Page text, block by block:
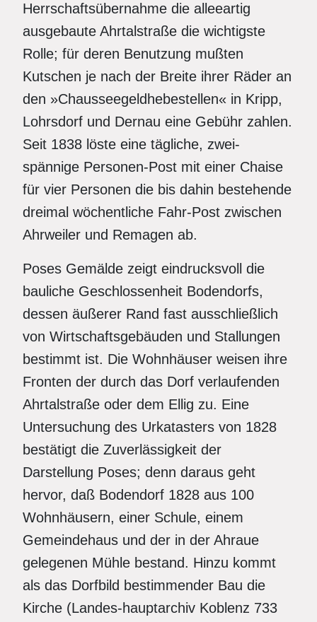
Herrschaftsübernahme die alleeartig
ausgebaute Ahrtalstraße die wichtigste
Rolle; für deren Benutzung mußten
Kutschen je nach der Breite ihrer Räder an
den »Chausseegeldhebestellen« in Kripp,
Lohrsdorf und Dernau eine Gebühr zahlen.
Seit 1838 löste eine tägliche, zwei-
spännige Personen-Post mit einer Chaise
für vier Personen die bis dahin bestehende
dreimal wöchentliche Fahr-Post zwischen
Ahrweiler und Remagen ab.
Poses Gemälde zeigt eindrucksvoll die
bauliche Geschlossenheit Bodendorfs,
dessen äußerer Rand fast ausschließlich
von Wirtschaftsgebäuden und Stallungen
bestimmt ist. Die Wohnhäuser weisen ihre
Fronten der durch das Dorf verlaufenden
Ahrtalstraße oder dem Ellig zu. Eine
Untersuchung des Urkatasters von 1828
bestätigt die Zuverlässigkeit der
Darstellung Poses; denn daraus geht
hervor, daß Bodendorf 1828 aus 100
Wohnhäusern, einer Schule, einem
Gemeindehaus und der in der Ahraue
gelegenen Mühle bestand. Hinzu kommt
als das Dorfbild bestimmender Bau die
Kirche (Landes-hauptarchiv Koblenz 733